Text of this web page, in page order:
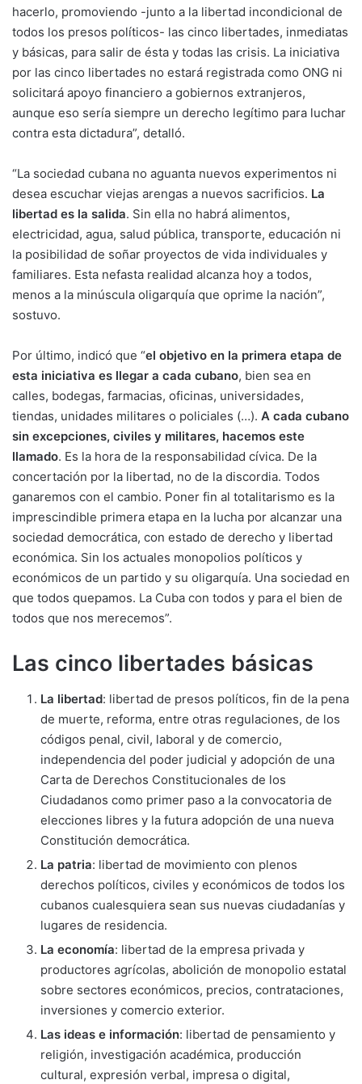
hacerlo, promoviendo -junto a la libertad incondicional de
todos los presos políticos- las cinco libertades, inmediatas
y básicas, para salir de ésta y todas las crisis. La iniciativa
por las cinco libertades no estará registrada como ONG ni
solicitará apoyo financiero a gobiernos extranjeros,
aunque eso sería siempre un derecho legítimo para luchar
contra esta dictadura”, detalló.
“La sociedad cubana no aguanta nuevos experimentos ni
desea escuchar viejas arengas a nuevos sacrificios. La
libertad es la salida. Sin ella no habrá alimentos,
electricidad, agua, salud pública, transporte, educación ni
la posibilidad de soñar proyectos de vida individuales y
familiares. Esta nefasta realidad alcanza hoy a todos,
menos a la minúscula oligarquía que oprime la nación”,
sostuvo.
Por último, indicó que “el objetivo en la primera etapa de
esta iniciativa es llegar a cada cubano, bien sea en
calles, bodegas, farmacias, oficinas, universidades,
tiendas, unidades militares o policiales (…). A cada cubano
sin excepciones, civiles y militares, hacemos este
llamado. Es la hora de la responsabilidad cívica. De la
concertación por la libertad, no de la discordia. Todos
ganaremos con el cambio. Poner fin al totalitarismo es la
imprescindible primera etapa en la lucha por alcanzar una
sociedad democrática, con estado de derecho y libertad
económica. Sin los actuales monopolios políticos y
económicos de un partido y su oligarquía. Una sociedad en
que todos quepamos. La Cuba con todos y para el bien de
todos que nos merecemos”.
Las cinco libertades básicas
La libertad: libertad de presos políticos, fin de la pena
de muerte, reforma, entre otras regulaciones, de los
códigos penal, civil, laboral y de comercio,
independencia del poder judicial y adopción de una
Carta de Derechos Constitucionales de los
Ciudadanos como primer paso a la convocatoria de
elecciones libres y la futura adopción de una nueva
Constitución democrática.
La patria: libertad de movimiento con plenos
derechos políticos, civiles y económicos de todos los
cubanos cualesquiera sean sus nuevas ciudadanías y
lugares de residencia.
La economía: libertad de la empresa privada y
productores agrícolas, abolición de monopolio estatal
sobre sectores económicos, precios, contrataciones,
inversiones y comercio exterior.
Las ideas e información: libertad de pensamiento y
religión, investigación académica, producción
cultural, expresión verbal, impresa o digital,